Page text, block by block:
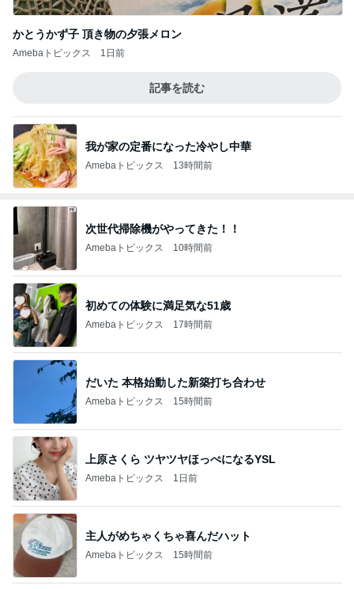
かとうかず子 頂き物の夕張メロン
Amebaトピックス 1日前
記事を読む
我が家の定番になった冷やし中華
Amebaトピックス 13時間前
次世代掃除機がやってきた！！
Amebaトピックス 10時間前
初めての体験に満足気な51歳
Amebaトピックス 17時間前
だいた 本格始動した新築打ち合わせ
Amebaトピックス 15時間前
上原さくら ツヤツヤほっぺになるYSL
Amebaトピックス 1日前
主人がめちゃくちゃ喜んだハット
Amebaトピックス 15時間前